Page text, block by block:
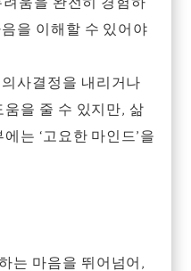
을 이해할 수 있어야
사결정을 내리거나
을 줄 수 있지만, 삶
는 ‘고요한 마인드’을
는 마음을 뛰어넘어,